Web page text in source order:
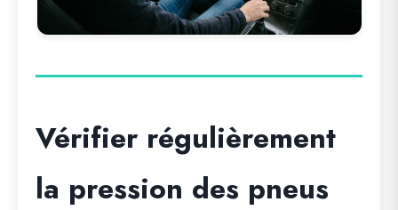
Vérifier régulièrement
la pression des pneus